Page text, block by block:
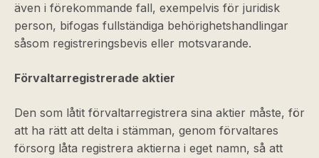
även i förekommande fall, exempelvis för juridisk
person, bifogas fullständiga behörighetshandlingar
såsom registreringsbevis eller motsvarande.
Förvaltarregistrerade aktier
Den som låtit förvaltarregistrera sina aktier måste, för
att ha rätt att delta i stämman, genom förvaltares
försorg låta registrera aktierna i eget namn, så att